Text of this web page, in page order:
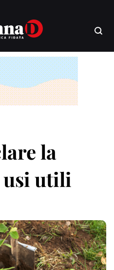
la
usi utili